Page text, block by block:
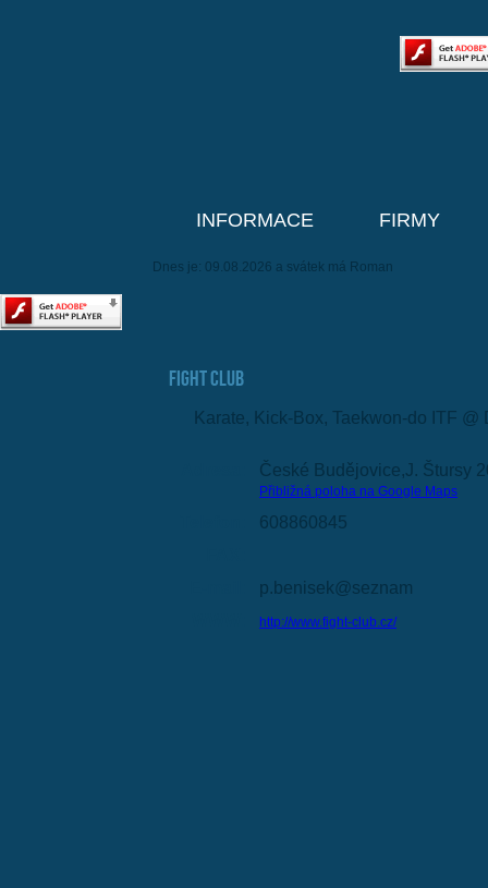
INFORMACE FIRMY
Dnes je: 09.08.2026 a svátek má Roman
Fight Club
Karate, Kick-Box, Taekwon-do ITF
České Budějovice,J. Štursy
Přibližná poloha na Google Maps
608860845
p.benisek@seznam
http://www.fight-club.cz/